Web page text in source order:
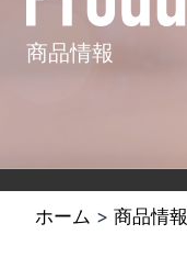
商品情報
ホーム > 商品情報